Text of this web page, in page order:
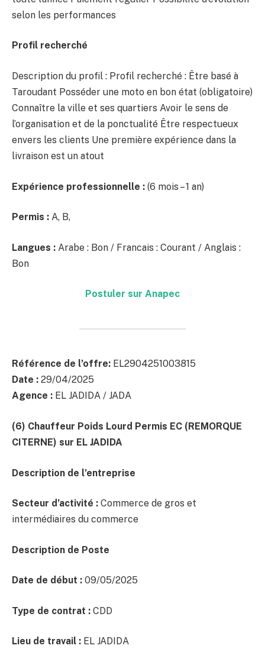
selon les performances
Profil recherché
Description du profil : Profil recherché : Être basé à
Taroudant Posséder une moto en bon état (obligatoire)
Connaître la ville et ses quartiers Avoir le sens de
l’organisation et de la ponctualité Être respectueux
envers les clients Une première expérience dans la
livraison est un atout
Expérience professionnelle : (6 mois – 1 an)
Permis : A, B,
Langues : Arabe : Bon / Francais : Courant / Anglais :
Bon
Postuler sur Anapec
Référence de l’offre: EL2904251003815
Date : 29/04/2025
Agence : EL JADIDA / JADA
(6) Chauffeur Poids Lourd Permis EC (REMORQUE
CITERNE) sur EL JADIDA
Description de l’entreprise
Secteur d’activité : Commerce de gros et
intermédiaires du commerce
Description de Poste
Date de début : 09/05/2025
Type de contrat : CDD
Lieu de travail : EL JADIDA